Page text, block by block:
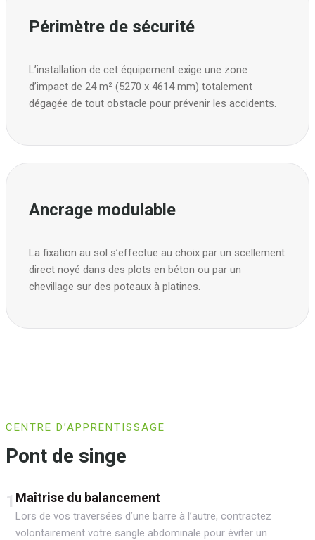
Périmètre de sécurité
L’installation de cet équipement exige une zone
d’impact de 24 m² (5270 x 4614 mm) totalement
dégagée de tout obstacle pour prévenir les accidents.
Ancrage modulable
La fixation au sol s’effectue au choix par un scellement
direct noyé dans des plots en béton ou par un
chevillage sur des poteaux à platines.
CENTRE D’APPRENTISSAGE
Pont de singe
1 Maîtrise du balancement
Lors de vos traversées d’une barre à l’autre, contractez
volontairement votre sangle abdominale pour éviter un